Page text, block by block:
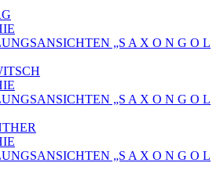
„S A X O N G O L
„S A X O N G O L
„S A X O N G O L